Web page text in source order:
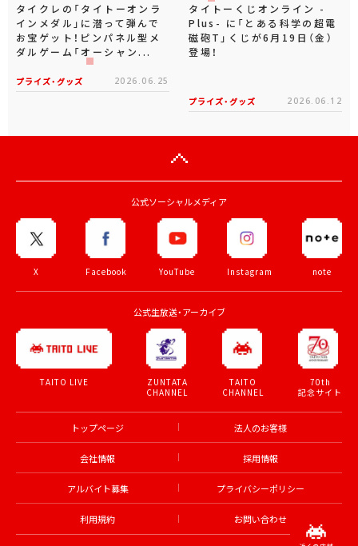
タイクレの「タイトーオンラ
インメダル」に潜って弾んで
お宝ゲット！ピンパネル型メ
ダルゲーム「オーシャン...
プライズ・グッズ 2026.06.25
タイトーくじオンライン -
Plus- に「とある科学の超電
磁砲T」くじが6月19日（金）
登場！
プライズ・グッズ 2026.06.12
公式ソーシャルメディア
X Facebook YouTube Instagram note
公式生放送・アーカイブ
TAITO LIVE
ZUNTATA
CHANNEL
TAITO
CHANNEL
70th
記念サイト
トップページ 法人のお客様
会社情報 採用情報
アルバイト募集 プライバシーポリシー
利用規約 お問い合わせ